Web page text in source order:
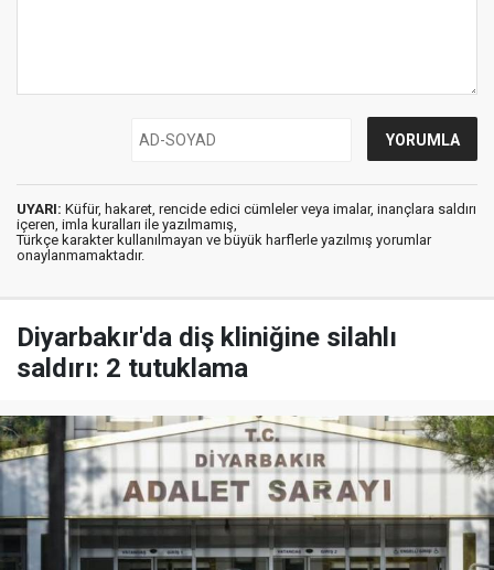
UYARI: Küfür, hakaret, rencide edici cümleler veya imalar, inançlara saldırı
içeren, imla kuralları ile yazılmamış,
Türkçe karakter kullanılmayan ve büyük harflerle yazılmış yorumlar
onaylanmamaktadır.
Diyarbakır'da diş kliniğine silahlı
saldırı: 2 tutuklama